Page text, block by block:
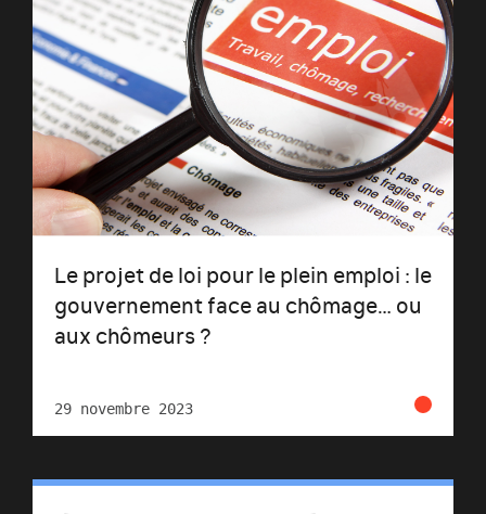
Le projet de loi pour le plein emploi : le
gouvernement face au chômage… ou
aux chômeurs ?
29 novembre 2023